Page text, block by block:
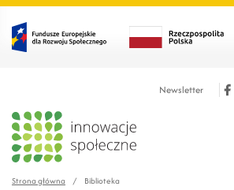
Newsletter
Strona główna / Biblioteka